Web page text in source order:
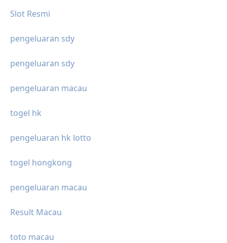
Slot Resmi
pengeluaran sdy
pengeluaran sdy
pengeluaran macau
togel hk
pengeluaran hk lotto
togel hongkong
pengeluaran macau
Result Macau
toto macau